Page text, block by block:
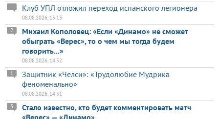
Клуб УПЛ отложил переход испанского легионера
08.08.2026, 15:13
Михаил Кополовец: «Если «Динамо» не сможет
обыграть «Верес», то о чем мы тогда будем
говорить...»
2
08.08.2026, 14:52
Защитник «Челси»: «Трудолюбие Мудрика
феноменально»
1
08.08.2026, 14:31
Стало известно, кто будет комментировать матч
3